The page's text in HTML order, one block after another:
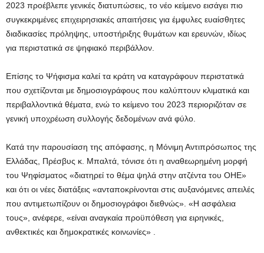
2023 προέβλεπε γενικές διατυπώσεις, το νέο κείμενο εισάγει πιο
συγκεκριμένες επιχειρησιακές απαιτήσεις για έμφυλες ευαίσθητες
διαδικασίες πρόληψης, υποστήριξης θυμάτων και ερευνών, ιδίως
για περιστατικά σε ψηφιακό περιβάλλον.
Επίσης το Ψήφισμα καλεί τα κράτη να καταγράφουν περιστατικά
που σχετίζονται με δημοσιογράφους που καλύπτουν κλιματικά και
περιβαλλοντικά θέματα, ενώ το κείμενο του 2023 περιοριζόταν σε
γενική υποχρέωση συλλογής δεδομένων ανά φύλο.
Κατά την παρουσίαση της απόφασης, η Μόνιμη Αντιπρόσωπος της
Ελλάδας, Πρέσβυς κ. Μπαλτά, τόνισε ότι η αναθεωρημένη μορφή
του Ψηφίσματος «διατηρεί το θέμα ψηλά στην ατζέντα του ΟΗΕ»
και ότι οι νέες διατάξεις «ανταποκρίνονται στις αυξανόμενες απειλές
που αντιμετωπίζουν οι δημοσιογράφοι διεθνώς». «Η ασφάλεια
τους», ανέφερε, «είναι αναγκαία προϋπόθεση για ειρηνικές,
ανθεκτικές και δημοκρατικές κοινωνίες» .